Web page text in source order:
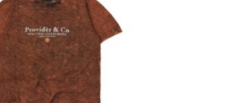
Add to
wishlist